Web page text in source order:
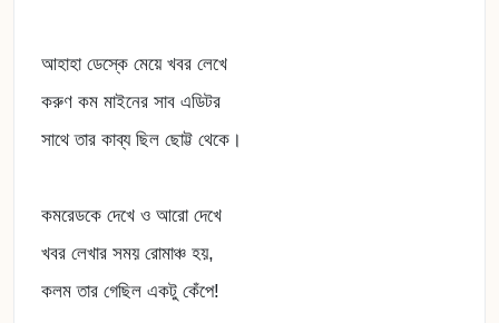
আহাহা ডেস্কে মেয়ে খবর লেখে
করুণ কম মাইনের সাব এডিটর
সাথে তার কাব্য ছিল ছোট্ট থেকে।
কমরেডকে দেখে ও আরো দেখে
খবর লেখার সময় রোমাঞ্চ হয়,
কলম তার গেছিল একটু কেঁপে!